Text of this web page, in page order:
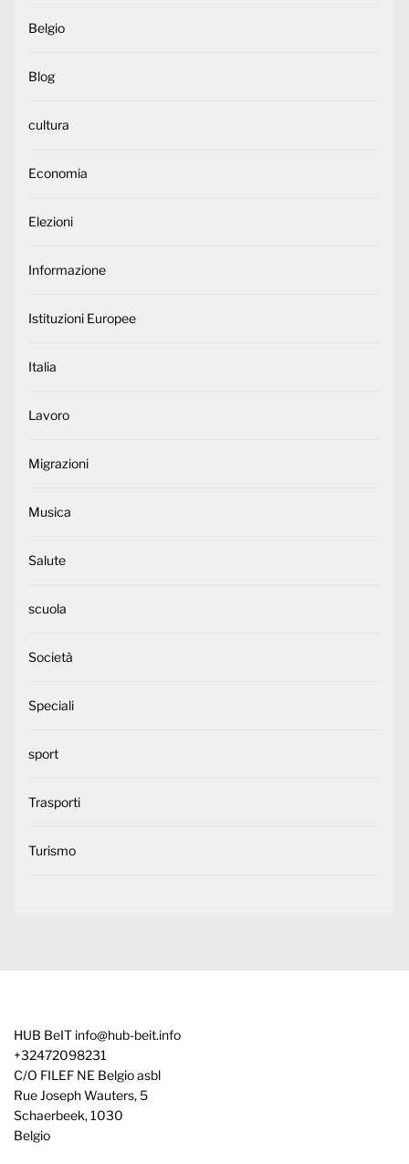
Belgio
Blog
cultura
Economia
Elezioni
Informazione
Istituzioni Europee
Italia
Lavoro
Migrazioni
Musica
Salute
scuola
Società
Speciali
sport
Trasporti
Turismo
HUB BeIT info@hub-beit.info
+32472098231
C/O FILEF NE Belgio asbl
Rue Joseph Wauters, 5
Schaerbeek,1030
Belgio